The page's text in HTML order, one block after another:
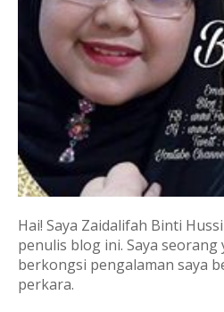
Hai! Saya Zaidalifah Binti
penulis blog ini. Saya seorang
berkongsi pengalaman saya
perkara.